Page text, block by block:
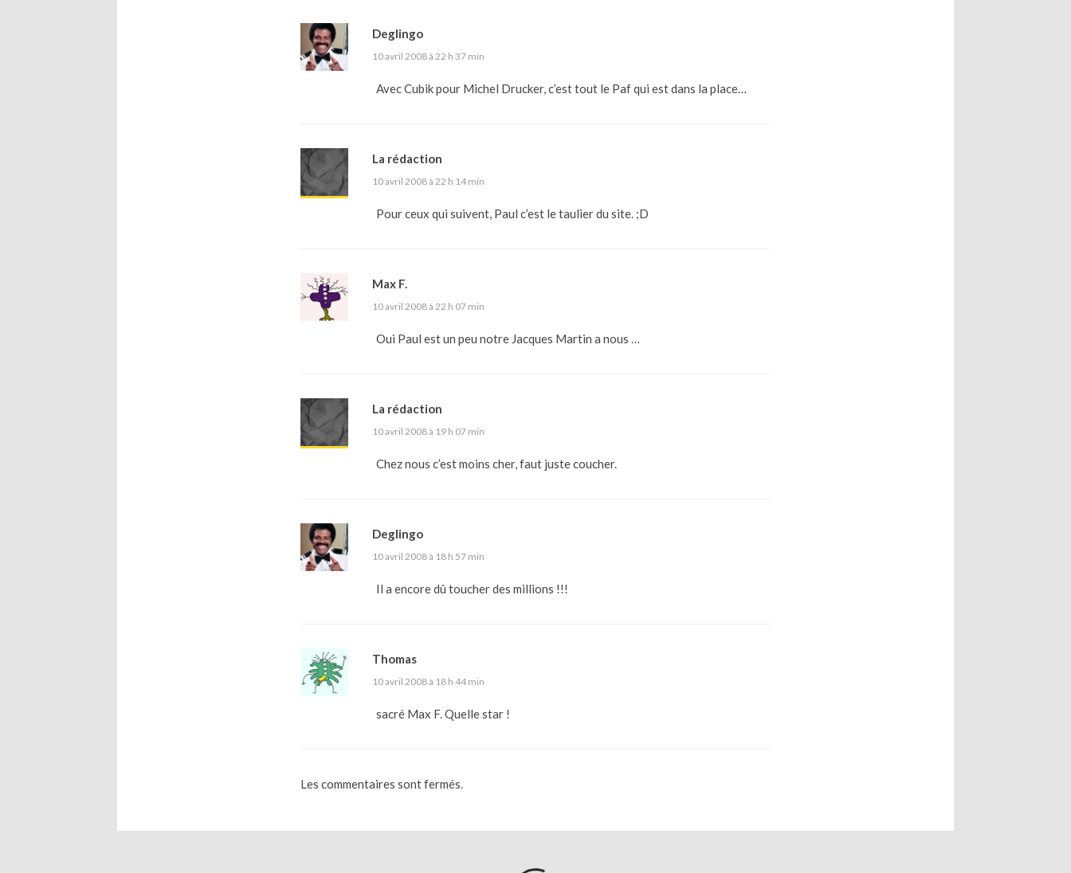
Deglingo
10 avril 2008 à 22 h 37 min
Avec Cubik pour Michel Drucker, c’est tout le Paf qui est dans la place…
La rédaction
10 avril 2008 à 22 h 14 min
Pour ceux qui suivent, Paul c’est le taulier du site. ;D
Max F.
10 avril 2008 à 22 h 07 min
Oui Paul est un peu notre Jacques Martin a nous …
La rédaction
10 avril 2008 à 19 h 07 min
Chez nous c’est moins cher, faut juste coucher.
Deglingo
10 avril 2008 à 18 h 57 min
Il a encore dû toucher des millions !!!
Thomas
10 avril 2008 à 18 h 44 min
sacré Max F. Quelle star !
Les commentaires sont fermés.